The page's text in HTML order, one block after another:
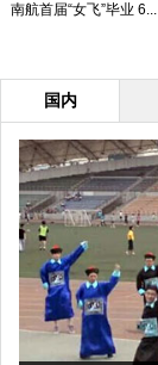
南航首届“女飞”毕业 6...
国内